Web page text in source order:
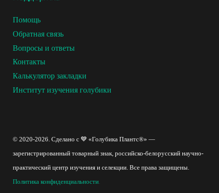
Помощь
Обратная связь
Вопросы и ответы
Контакты
Калькулятор закладки
Институт изучения голубики
© 2020-2026. Сделано с 💙 «Голубика Плантс®» —
зарегистрированный товарный знак, российско-белорусский научно-
практический центр изучения и селекции. Все права защищены.
Политика конфиденциальности.